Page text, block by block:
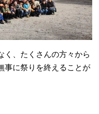
く、たくさんの方々から
事に祭りを終えることが